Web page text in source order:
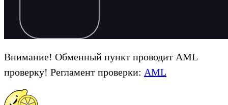
Внимание! Обменный пункт проводит AML
проверку! Регламент проверки: AML